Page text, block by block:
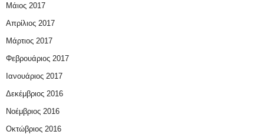
Μάιος 2017
Απρίλιος 2017
Μάρτιος 2017
Φεβρουάριος 2017
Ιανουάριος 2017
Δεκέμβριος 2016
Νοέμβριος 2016
Οκτώβριος 2016